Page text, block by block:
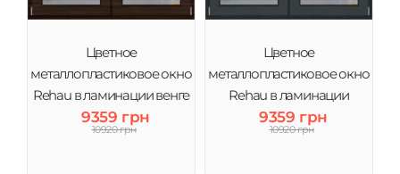
Цветное
металлопластиковое окно
Rehau в ламинации венге
тонировка зеркало
9359 грн
10920 грн
Цветное
металлопластиковое окно
Rehau в ламинации
Антрацит тонировка
зеркало
9359 грн
10920 грн